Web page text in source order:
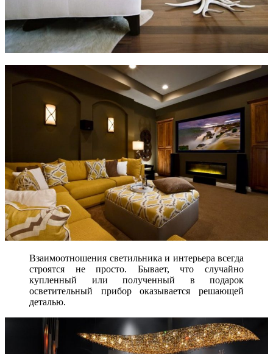
Взаимоотношения светильника и интерьера всегда
строятся не просто. Бывает, что случайно
купленный или полученный в подарок
осветительный прибор оказывается решающей
деталью.